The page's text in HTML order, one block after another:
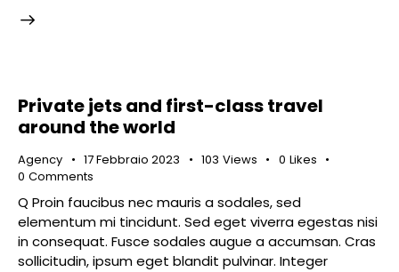
Private jets and first-class travel
around the world
Agency 17 Febbraio 2023 103 Views 0 Likes
0 Comments
Q Proin faucibus nec mauris a sodales, sed
elementum mi tincidunt. Sed eget viverra egestas nisi
in consequat. Fusce sodales augue a accumsan. Cras
sollicitudin, ipsum eget blandit pulvinar. Integer